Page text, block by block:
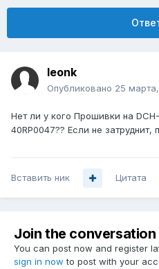
leonk
Опубликовано 25
Нет ли у кого Прошивки на
40RP0047?? Если не
Вставить ник Цитата
Join the conversation
You can post now and register
sign in now to post with your